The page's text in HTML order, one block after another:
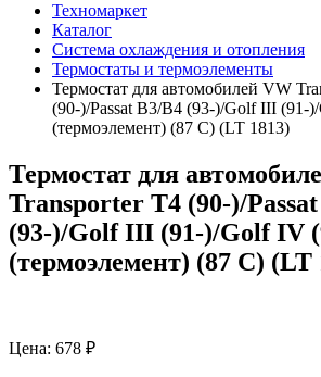
Техномаркет
Каталог
Система охлаждения и отопления
Термостаты и термоэлементы
Термостат для автомобилей VW
(90-)/Passat B3/B4 (93-)/Golf III (91-
(термоэлемент) (87 С) (LT 1813)
Термостат для
Transporter T4 (90-)/
(93-)/Golf III (91-)/Golf IV
(термоэлемент) (87 С) (LT
Цена: 678 ₽